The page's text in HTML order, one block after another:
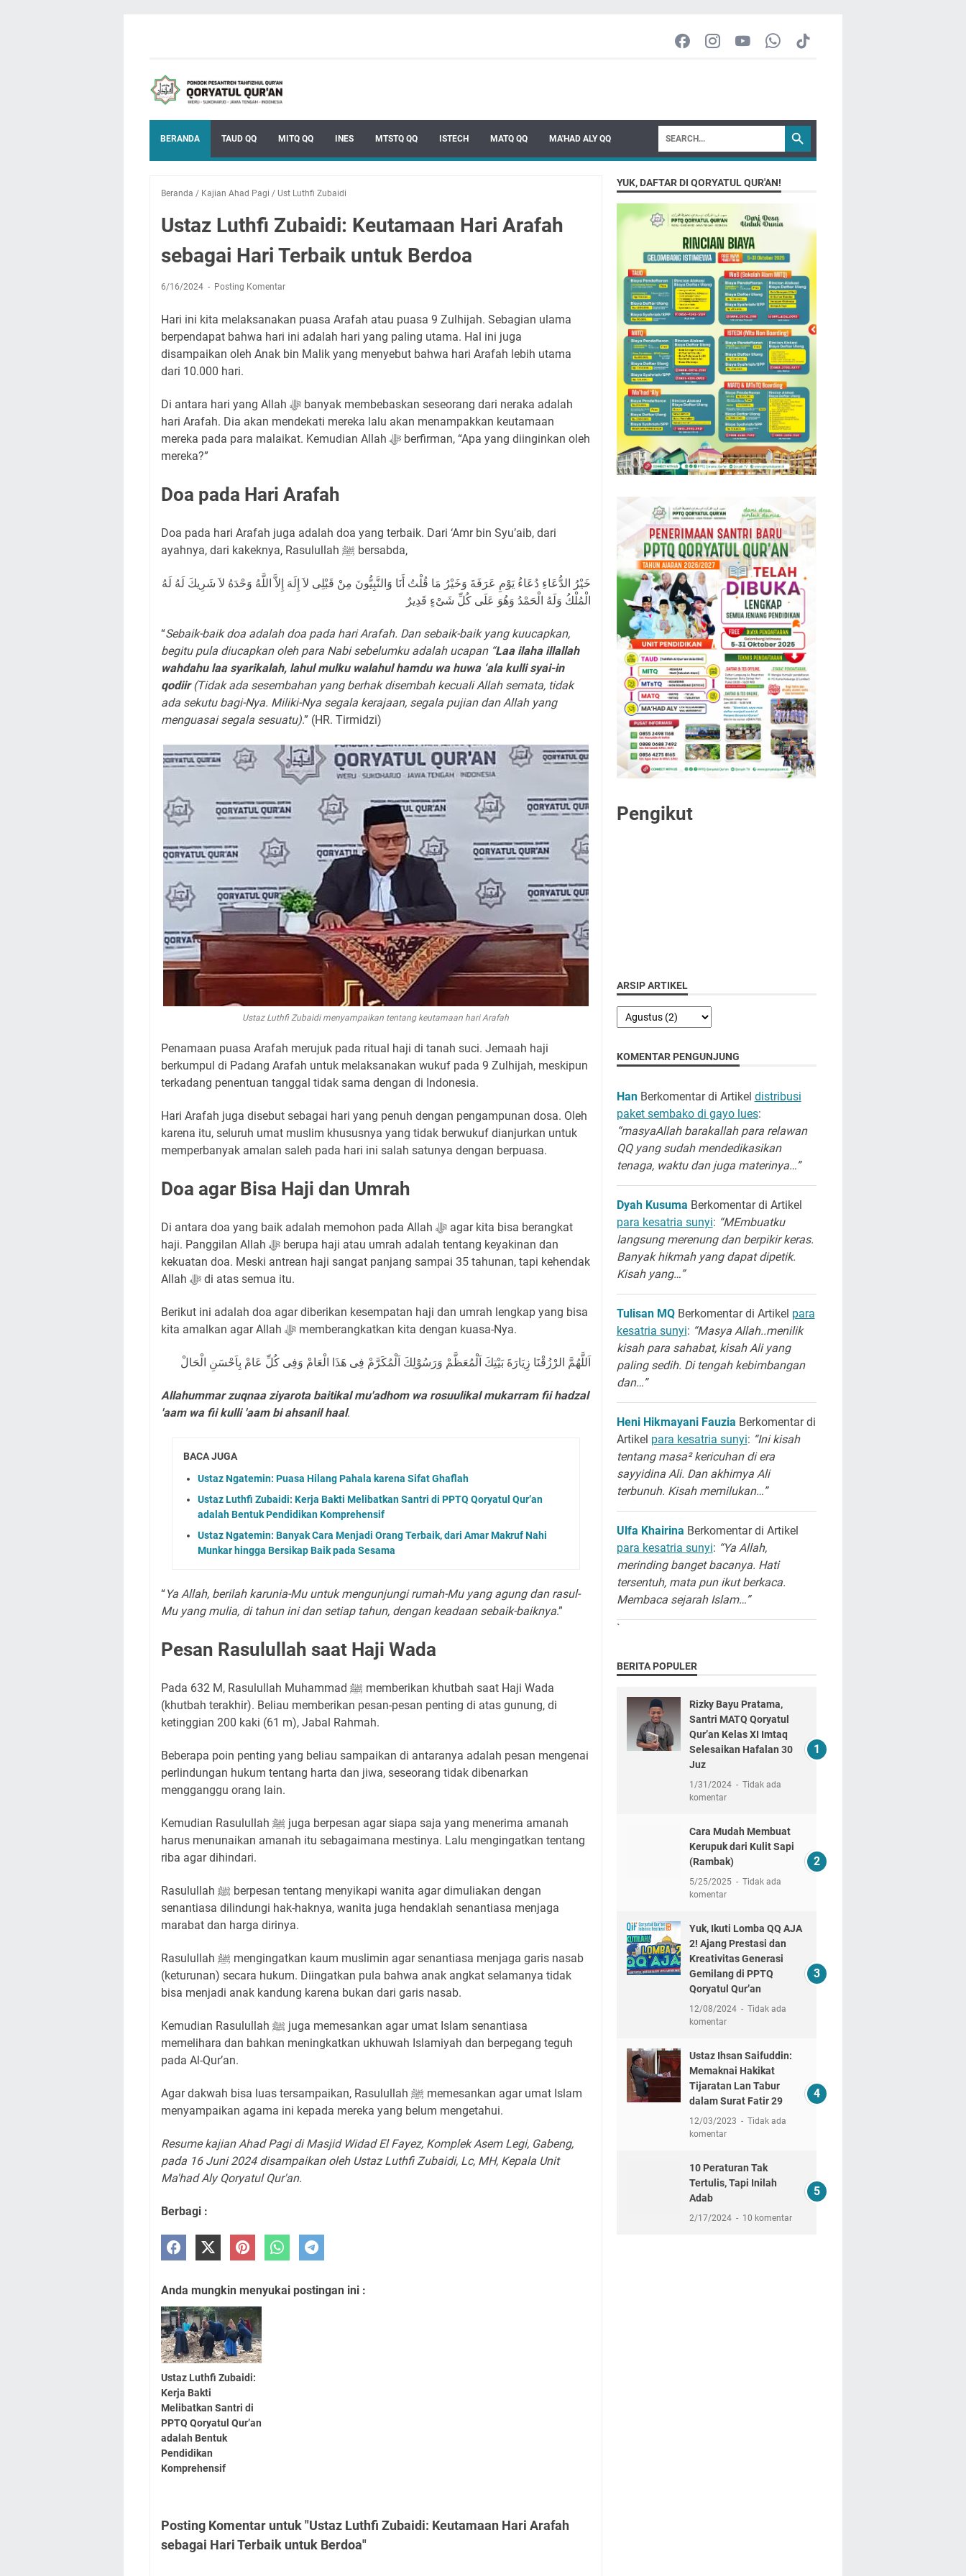
BERANDA TAUD QQ MITQ QQ INES MTSTQ QQ ISTECH MATQ QQ MA'HAD ALY QQ
Beranda / Kajian Ahad Pagi / Ust Luthfi Zubaidi
Ustaz Luthfi Zubaidi: Keutamaan Hari Arafah
sebagai Hari Terbaik untuk Berdoa
6/16/2024 Posting Komentar
Hari ini kita melaksanakan puasa Arafah atau puasa 9 Zulhijah. Sebagian ulama
berpendapat bahwa hari ini adalah hari yang paling utama. Hal ini juga
disampaikan oleh Anak bin Malik yang menyebut bahwa hari Arafah lebih utama
dari 10.000 hari.
Di antara hari yang Allah ﷻ banyak membebaskan seseorang dari neraka adalah
hari Arafah. Dia akan mendekati mereka lalu akan menampakkan keutamaan
mereka pada para malaikat. Kemudian Allah ﷻ berfirman, “Apa yang diinginkan oleh
mereka?”
Doa pada Hari Arafah
Doa pada hari Arafah juga adalah doa yang terbaik. Dari ‘Amr bin Syu’aib, dari
ayahnya, dari kakeknya, Rasulullah ﷺ bersabda,
خَيْرُ الدُّعَاءِ دُعَاءُ يَوْمِ عَرَفَةَ وَخَيْرُ مَا قُلْتُ أَنَا وَالنَّبِيُّونَ مِنْ قَبْلِى لاَ إِلَهَ إِلاَّ اللَّهُ وَحْدَهُ لاَ شَرِيكَ لَهُ لَهُ
الْمُلْكُ وَلَهُ الْحَمْدُ وَهُوَ عَلَى كُلِّ شَىْءٍ قَدِيرٌ
“Sebaik-baik doa adalah doa pada hari Arafah. Dan sebaik-baik yang kuucapkan,
begitu pula diucapkan oleh para Nabi sebelumku adalah ucapan “Laa ilaha illallah
wahdahu laa syarikalah, lahul mulku walahul hamdu wa huwa ‘ala kulli syai-in
qodiir(Tidak ada sesembahan yang berhak disembah kecuali Allah semata, tidak
ada sekutu bagi-Nya. Miliki-Nya segala kerajaan, segala pujian dan Allah yang
menguasai segala sesuatu).” (HR. Tirmidzi)
Ustaz Luthfi Zubaidi menyampaikan tentang keutamaan hari Arafah
Penamaan puasa Arafah merujuk pada ritual haji di tanah suci. Jemaah haji
berkumpul di Padang Arafah untuk melaksanakan wukuf pada 9 Zulhijah, meskipun
terkadang penentuan tanggal tidak sama dengan di Indonesia.
Hari Arafah juga disebut sebagai hari yang penuh dengan pengampunan dosa. Oleh
karena itu, seluruh umat muslim khususnya yang tidak berwukuf dianjurkan untuk
memperbanyak amalan saleh pada hari ini salah satunya dengan berpuasa.
Doa agar Bisa Haji dan Umrah
Di antara doa yang baik adalah memohon pada Allah ﷻ agar kita bisa berangkat
haji. Panggilan Allah ﷻ berupa haji atau umrah adalah tentang keyakinan dan
kekuatan doa. Meski antrean haji sangat panjang sampai 35 tahunan, tapi kehendak
Allah ﷻ di atas semua itu.
Berikut ini adalah doa agar diberikan kesempatan haji dan umrah lengkap yang bisa
kita amalkan agar Allah ﷻ memberangkatkan kita dengan kuasa-Nya.
اَللَّهُمَّ الرْزُقْنَا زِيَارَةَ بَيْتِكَ اَلْمُعَظَّمْ وَرَسُوْلِكَ اَلْمُكَرَّمْ فِى هَذَا الْعَامْ وَفِى كُلِّ عَامْ بِاَحْسَنِ الْحَالْ
Allahummar zuqnaa ziyarota baitikal mu'adhom wa rosuulikal mukarram fii hadzal
'aam wa fii kulli 'aam bi ahsanil haal.
BACA JUGA
Ustaz Ngatemin: Puasa Hilang Pahala karena Sifat Ghaflah
Ustaz Luthfi Zubaidi: Kerja Bakti Melibatkan Santri di PPTQ Qoryatul Qur’an
adalah Bentuk Pendidikan Komprehensif
Ustaz Ngatemin: Banyak Cara Menjadi Orang Terbaik, dari Amar Makruf Nahi
Munkar hingga Bersikap Baik pada Sesama
“Ya Allah, berilah karunia-Mu untuk mengunjungi rumah-Mu yang agung dan rasul-
Mu yang mulia, di tahun ini dan setiap tahun, dengan keadaan sebaik-baiknya.”
Pesan Rasulullah saat Haji Wada
Pada 632 M, Rasulullah Muhammad ﷺ memberikan khutbah saat Haji Wada
(khutbah terakhir). Beliau memberikan pesan-pesan penting di atas gunung, di
ketinggian 200 kaki (61 m), Jabal Rahmah.
Beberapa poin penting yang beliau sampaikan di antaranya adalah pesan mengenai
perlindungan hukum tentang harta dan jiwa, seseorang tidak dibenarkan
mengganggu orang lain.
Kemudian Rasulullah ﷺ juga berpesan agar siapa saja yang menerima amanah
harus menunaikan amanah itu sebagaimana mestinya. Lalu mengingatkan tentang
riba agar dihindari.
Rasulullah ﷺ berpesan tentang menyikapi wanita agar dimuliakan dengan
senantiasa dilindungi hak-haknya, wanita juga hendaklah senantiasa menjaga
marabat dan harga dirinya.
Rasulullah ﷺ mengingatkan kaum muslimin agar senantiasa menjaga garis nasab
(keturunan) secara hukum. Diingatkan pula bahwa anak angkat selamanya tidak
bisa menjadi anak kandung karena bukan dari garis nasab.
Kemudian Rasulullah ﷺ juga memesankan agar umat Islam senantiasa
memelihara dan bahkan meningkatkan ukhuwah Islamiyah dan berpegang teguh
pada Al-Qur’an.
Agar dakwah bisa luas tersampaikan, Rasulullah ﷺ memesankan agar umat Islam
menyampaikan agama ini kepada mereka yang belum mengetahui.
Resume kajian Ahad Pagi di Masjid Widad El Fayez, Komplek Asem Legi, Gabeng,
pada 16 Juni 2024 disampaikan oleh Ustaz Luthfi Zubaidi, Lc, MH, Kepala Unit
Ma'had Aly Qoryatul Qur'an.
Berbagi :
Anda mungkin menyukai postingan ini :
Ustaz Luthfi Zubaidi:
Kerja Bakti
Melibatkan Santri di
PPTQ Qoryatul Qur’an
adalah Bentuk
Pendidikan
Komprehensif
Posting Komentar untuk "Ustaz Luthfi Zubaidi: Keutamaan Hari Arafah
sebagai Hari Terbaik untuk Berdoa"
YUK, DAFTAR DI QORYATUL QUR'AN!
Pengikut
ARSIP ARTIKEL
KOMENTAR PENGUNJUNG
HanBerkomentar di Artikel distribusi
paket sembako di gayo lues:
“masyaAllah barakallah para relawan
QQ yang sudah mendedikasikan
tenaga, waktu dan juga materinya…”
Dyah Kusuma Berkomentar di Artikel
para kesatria sunyi: “MEmbuatku
langsung merenung dan berpikir keras.
Banyak hikmah yang dapat dipetik.
Kisah yang…”
Tulisan MQBerkomentar di Artikel para
kesatria sunyi: “Masya Allah..menilik
kisah para sahabat, kisah Ali yang
paling sedih. Di tengah kebimbangan
dan…”
Heni Hikmayani Fauzia Berkomentar di
Artikel para kesatria sunyi: “Ini kisah
tentang masa² kericuhan di era
sayyidina Ali. Dan akhirnya Ali
terbunuh. Kisah memilukan…”
Ulfa Khairina Berkomentar di Artikel
para kesatria sunyi: “Ya Allah,
merinding banget bacanya. Hati
tersentuh, mata pun ikut berkaca.
Membaca sejarah Islam…”
`
BERITA POPULER
Rizky Bayu Pratama,
Santri MATQ Qoryatul
Qur’an Kelas XI Imtaq
Selesaikan Hafalan 30
Juz
1/31/2024
Tidak ada
komentar
Cara Mudah Membuat
Kerupuk dari Kulit Sapi
(Rambak)
5/25/2025
Tidak ada
komentar
Yuk, Ikuti Lomba QQ AJA
2! Ajang Prestasi dan
Kreativitas Generasi
Gemilang di PPTQ
Qoryatul Qur’an
12/08/2024
Tidak ada
komentar
Ustaz Ihsan Saifuddin:
Memaknai Hakikat
Tijaratan Lan Tabur
dalam Surat Fatir 29
12/03/2023
Tidak ada
komentar
10 Peraturan Tak
Tertulis, Tapi Inilah
Adab
2/17/2024 10 komentar